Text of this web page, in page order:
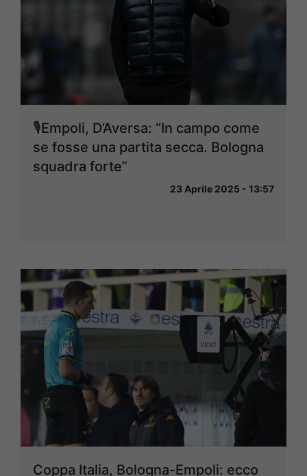
🎙Empoli, D’Aversa: “In campo come
se fosse una partita secca. Bologna
squadra forte”
23 Aprile 2025 - 13:57
Coppa Italia, Bologna-Empoli: ecco